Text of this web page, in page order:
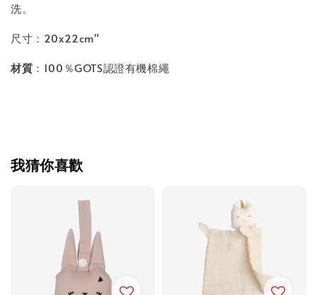
洗。
尺寸：20x22cm"
材質 ：100％GOTS認證有機棉繩
我猜你喜歡